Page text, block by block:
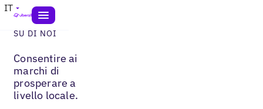
IT
SU DI NOI
Consentire ai
marchi di
prosperare a
livello locale.